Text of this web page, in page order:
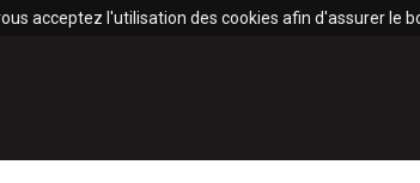
acceptez l'utilisation des cookies afin d'assurer le